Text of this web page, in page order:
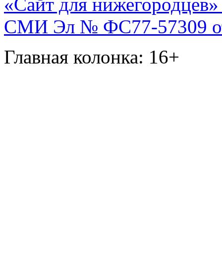
СМИ Эл № ФС77-57309
Главная колонка: 16+